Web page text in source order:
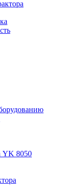
YK 8050